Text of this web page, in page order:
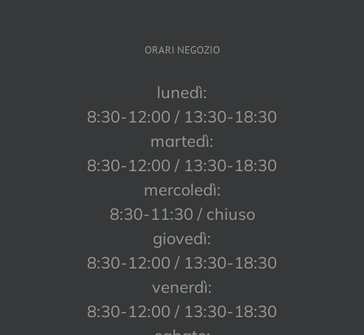
ORARI NEGOZIO
lunedì:
8:30-12:00 / 13:30-18:30
martedì:
8:30-12:00 / 13:30-18:30
mercoledì:
8:30-11:30 / chiuso
giovedì:
8:30-12:00 / 13:30-18:30
venerdì:
8:30-12:00 / 13:30-18:30